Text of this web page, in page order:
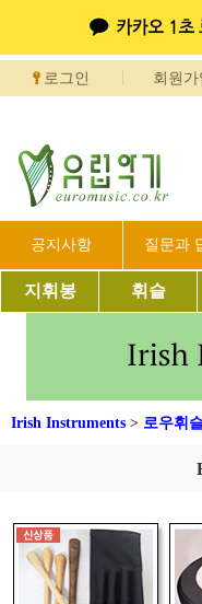
로그인 회원가
공지사항 질문과
지휘봉 휘슬
Irish Instruments > 로우휘